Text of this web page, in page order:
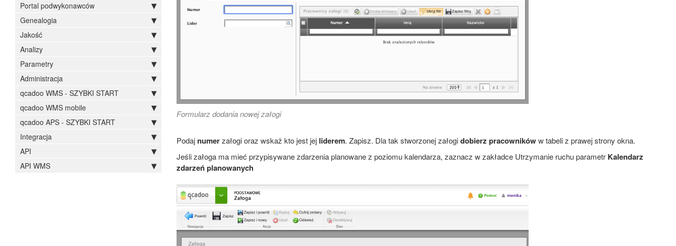
Portal podwykonawców
Genealogia
Jakość
Analizy
Parametry
Administracja
qcadoo WMS - SZYBKI START
qcadoo WMS mobile
qcadoo APS - SZYBKI START
Integracja
API
API WMS
Formularz dodania nowej załogi
Podaj numerzałogi oraz wskaż kto jest jej liderem. Zapisz. Dla tak stworzonej załogidobierz pracownikóww tabeli z prawej strony okna.
Jeśli załoga ma mieć przypisywane zdarzenia planowane z poziomu kalendarza, zaznacz w zakładce Utrzymanie ruchu parametr Kalendarz
zdarzeń planowanych